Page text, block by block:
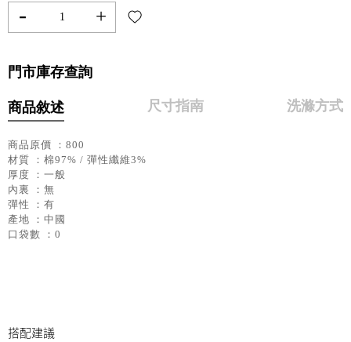
- +
門市庫存查詢
商品敘述 尺寸指南 洗滌方式
商品原價 ：800
材質 ：棉97% / 彈性纖維3%
厚度 ：一般
內裏 ：無
彈性 ：有
產地 ：中國
口袋數 ：0
搭配建議